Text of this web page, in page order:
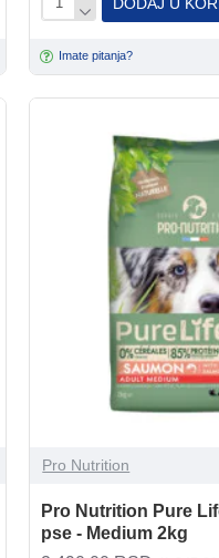
Imate pitanja?
Pro Nutrition
Pro Nutrition Pure
pse - Medium 2kg